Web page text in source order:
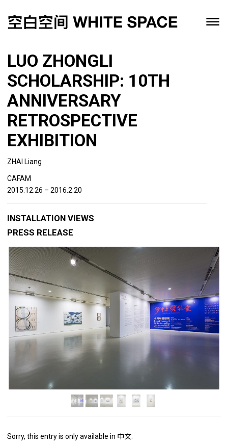
LUO ZHONGLI
SCHOLARSHIP: 10TH
ANNIVERSARY
RETROSPECTIVE
EXHIBITION
ZHAI Liang
CAFAM
2015.12.26 – 2016.2.20
INSTALLATION VIEWS
PRESS RELEASE
Sorry, this entry is only available in 中文